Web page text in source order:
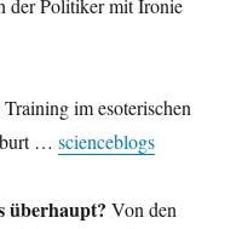
der Politiker mit Ironie
Training im esoterischen
…scienceblogs
überhaupt? Von den